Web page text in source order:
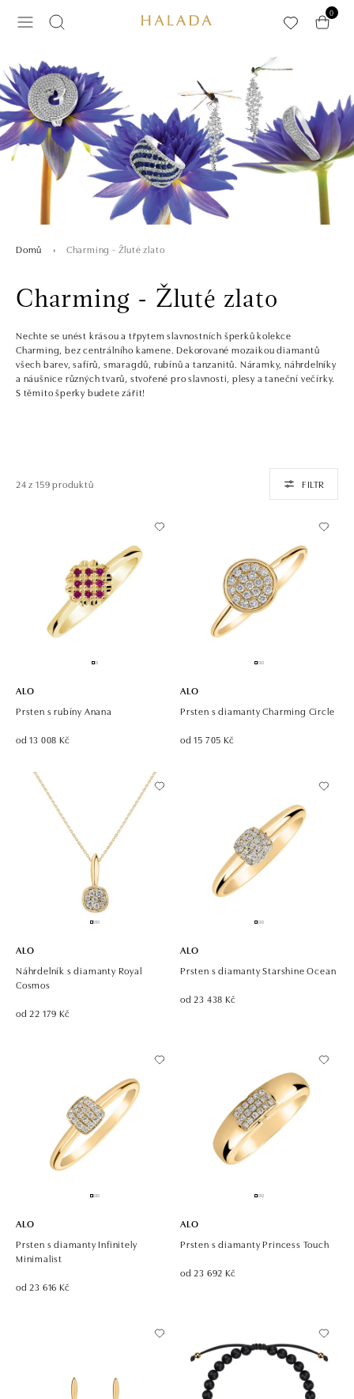
0
Domů Charming - Žluté zlato
Charming - Žluté zlato
Nechte se unést krásou a třpytem slavnostních šperků kolekce
Charming, bez centrálního kamene. Dekorované mozaikou diamantů
všech barev, safírů, smaragdů, rubínů a tanzanitů. Náramky, náhrdelníky
a náušnice různých tvarů, stvořené pro slavnosti, plesy a taneční večírky.
S těmito šperky budete zářit!
24 z 159 produktů FILTR
ALO
Prsten s rubíny Anana
od 13 008 Kč
ALO
Prsten s diamanty Charming Circle
od 15 705 Kč
ALO
Náhrdelník s diamanty Royal
Cosmos
od 22 179 Kč
ALO
Prsten s diamanty Starshine Ocean
od 23 438 Kč
ALO
Prsten s diamanty Infinitely
Minimalist
od 23 616 Kč
ALO
Prsten s diamanty Princess Touch
od 23 692 Kč